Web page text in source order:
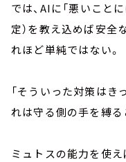
では、AIに「悪いこと
定）を教え込めば安全
れほど単純ではない。
「そういった対策はき
れは守る側の手を縛る
ミュトスの能力を使